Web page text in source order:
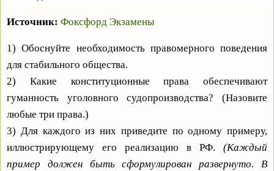
Источник: Фоксфорд Экзамены
1) Обоснуйте необходимость правомерного поведения
для стабильного общества.
2) Какие конституционные права обеспечивают
гуманность уголовного судопроизводства? (Назовите
любые три права.)
3) Для каждого из них приведите по одному примеру,
иллюстрирующему его реализацию в РФ. (Каждый
пример должен быть сформулирован развернуто. В